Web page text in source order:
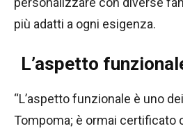
più adatti a ogni esigenza.
L’aspetto
“L’aspetto funzionale è uno
Tompoma; è ormai certificato